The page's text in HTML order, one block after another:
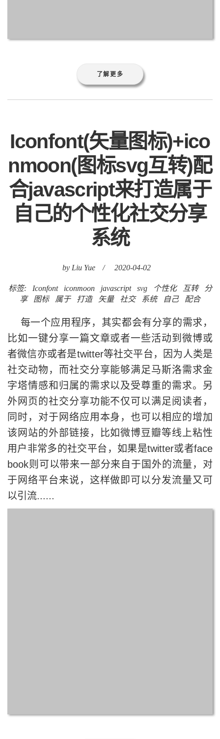
了解更多
Iconfont(矢量图标)+ico
nmoon(图标svg互转)配
合javascript来打造属于
自己的个性化社交分享
系统
by Liu Yue / 2020-04-02
标签: Iconfont iconmoon javascript svg 个性化 互转
分
享
图标 属于 打造 矢量 社交 系统 自己 配合
每一个应用程序，其实都会有分享的需求，
比如一键分享一篇文章或者一些活动到微博或
者微信亦或者是twitter等社交平台，因为人类是
社交动物，而社交分享能够满足马斯洛需求金
字塔情感和归属的需求以及受尊重的需求。另
外网页的社交分享功能不仅可以满足阅读者，
同时，对于网络应用本身，也可以相应的增加
该网站的外部链接，比如微博豆瓣等线上粘性
用户非常多的社交平台，如果是twitter或者face
book则可以带来一部分来自于国外的流量，对
于网络平台来说，这样做即可以分发流量又可
以引流......